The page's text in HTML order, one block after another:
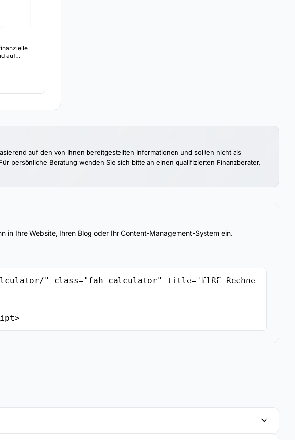
auf
auf den von Ihnen bereitgestellten Informationen und sollten nicht als
persönliche Beratung wenden Sie sich bitte an einen qualifizierten Finanzberater,
in Ihre Website, Ihren Blog oder Ihr Content-Management-System ein.
" class="fah-calculator" title="FIRE-Rechne
Einbettungscode kopieren